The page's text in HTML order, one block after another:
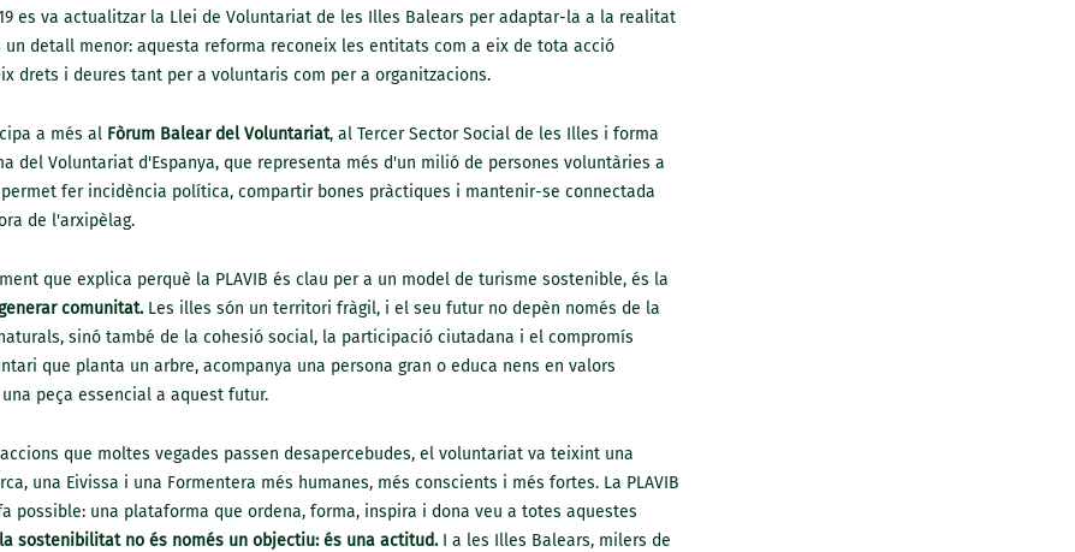
es va actualitzar la Llei de Voluntariat de les Illes Balears per adaptar-la a la realitat
un detall menor: aquesta reforma reconeix les entitats com a eix de tota acció
drets i deures tant per a voluntaris com per a organitzacions.
a més al Fòrum Balear del Voluntariat, al Tercer Sector Social de les Illes i forma
del Voluntariat d'Espanya, que representa més d'un milió de persones voluntàries a
fer incidència política, compartir bones pràctiques i mantenir-se connectada
de l'arxipèlag.
que explica perquè la PLAVIB és clau per a un model de turisme sostenible, és la
comunitat.Les illes són un territori fràgil, i el seu futur no depèn només de la
sinó també de la cohesió social, la participació ciutadana i el compromís
que planta un arbre, acompanya una persona gran o educa nens en valors
peça essencial a aquest futur.
que moltes vegades passen desapercebudes, el voluntariat va teixint una
una Eivissa i una Formentera més humanes, més conscients i més fortes. La PLAVIB
possible: una plataforma que ordena, forma, inspira i dona veu a totes aquestes
sostenibilitat no és només un objectiu: és una actitud.I a les Illes Balears, milers de